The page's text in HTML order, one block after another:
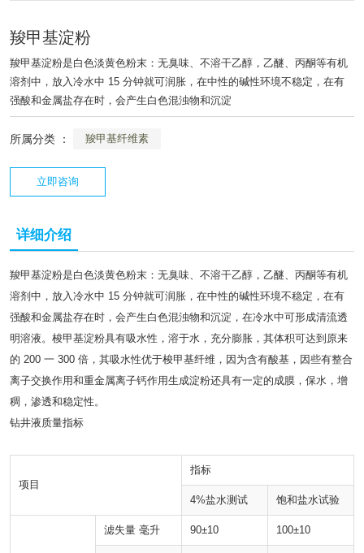
羧甲基淀粉
羧甲基淀粉是白色淡黄色粉末：无臭味、不溶干乙醇，乙醚、丙酮等有机
溶剂中，放入冷水中 15 分钟就可润胀，在中性的碱性环境不稳定，在有
强酸和金属盐存在时，会产生白色混浊物和沉淀
所属分类 ： 羧甲基纤维素
立即咨询
详细介绍
羧甲基淀粉是白色淡黄色粉末：无臭味、不溶干乙醇，乙醚、丙酮等有机
溶剂中，放入冷水中 15 分钟就可润胀，在中性的碱性环境不稳定，在有
强酸和金属盐存在时，会产生白色混浊物和沉淀，在冷水中可形成清流透
明溶液。梭甲基淀粉具有吸水性，溶于水，充分膨胀，其体积可达到原来
的 200 一 300 倍，其吸水性优于梭甲基纤维，因为含有酸基，因些有整合
离子交换作用和重金属离子钙作用生成淀粉还具有一定的成膜，保水，增
稠，渗透和稳定性。
钻井液质量指标
项目
指标
4%盐水测试 饱和盐水试验
滤失量 毫升 90±10 100±10